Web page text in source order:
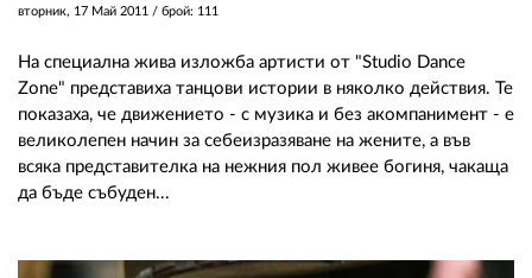
вторник, 17 Май 2011 / брой: 111
На специална жива изложба артисти от "Studio Dance
Zone" представиха танцови истории в няколко действия. Те
показаха, че движението - с музика и без акомпанимент - е
великолепен начин за себеизразяване на жените, а във
всяка представителка на нежния пол живее богиня, чакаща
да бъде събуден...